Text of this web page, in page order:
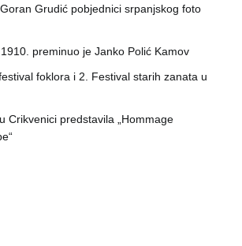
Grudić pobjednici srpanjskog foto
preminuo je Janko Polić Kamov
foklora i 2. Festival starih zanata u
Crikvenici predstavila „Hommage